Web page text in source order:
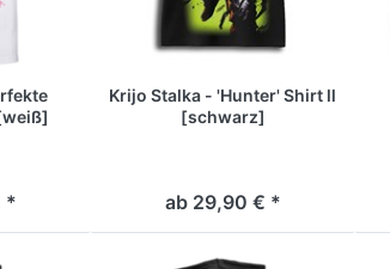
*
Krijo Stalka - 'Hunter' Shirt ll
[schwarz]
ab 29,90 € *